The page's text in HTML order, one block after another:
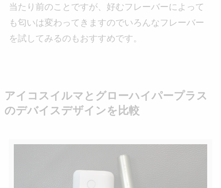
当たり前のことですが、好むフレーバーによって
も匂いは変わってきますのでいろんなフレーバー
を試してみるのもおすすめです。
アイコスイルマとグローハイパープラス
のデバイスデザインを比較